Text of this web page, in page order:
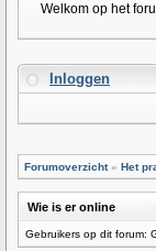
Welkom op het
Inloggen
Forumoverzicht» Het
Wie is er online
Gebruikers op dit forum: